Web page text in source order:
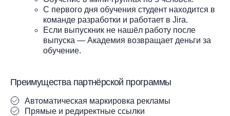
С первого дня обучения студент находится в
команде разработки и работает в Jira.
Если выпускник не нашёл работу после
выпуска — Академия возвращает деньги за
обучение.
Преимущества партнёрской программы
Автоматическая маркировка рекламы
Прямые и редиректные ссылки